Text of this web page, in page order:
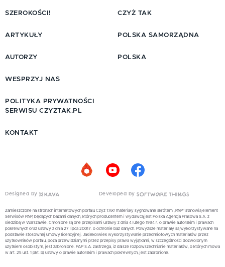
SZEROKOŚCI!
ARTYKUŁY
AUTORZY
CZYŻ TAK
POLSKA SAMORZĄDNA
POLSKA
WESPRZYJ NAS
POLITYKA PRYWATNOŚCI
SERWISU CZYZTAK.PL
KONTAKT
Designed by Developed by
Zamieszczone na stronach internetowych portalu Czyż TAK! materiały sygnowane skrótem „PAP” stanowią element
Serwisów PAP, będących bazami danych, których producentem i wydawcą jest Polska Agencja Prasowa S.A. z
siedzibą w Warszawie. Chronione są one przepisami ustawy z dnia 4 lutego 1994 r. o prawie autorskim i prawach
pokrewnych oraz ustawy z dnia 27 lipca 2001 r. o ochronie baz danych. Powyższe materiały są wykorzystywane na
podstawie stosownej umowy licencyjnej. Jakiekolwiek wykorzystywanie przedmiotowych materiałów przez
użytkowników portalu, poza przewidzianymi przez przepisy prawa wyjątkami, w szczególności dozwolonym
użytkiem osobistym, jest zabronione. PAP S.A. zastrzega, iż dalsze rozpowszechnianie materiałów, o których mowa
w art. 25 ust. 1 pkt. b) ustawy o prawie autorskim i prawach pokrewnych, jest zabronione.